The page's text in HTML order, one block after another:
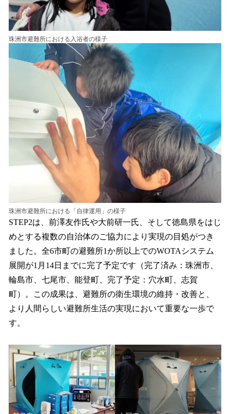
珠洲市避難所における入浴者の様子
珠洲市避難所における「自律運用」の様子
STEP2は、前澤友作氏や大前研一氏、そして徳島県をはじ
めとする複数の自治体のご協力により実現の目処がつき
ました。全6市町の避難所1か所以上でのWOTAシステム
展開が1月14日までに完了予定です（完了済み：珠洲市、
輪島市、七尾市、能登町、完了予定：穴水町、志賀
町）。この成果は、避難所の衛生環境の維持・改善と、
より人間らしい避難所生活の実現において重要な一歩で
す。